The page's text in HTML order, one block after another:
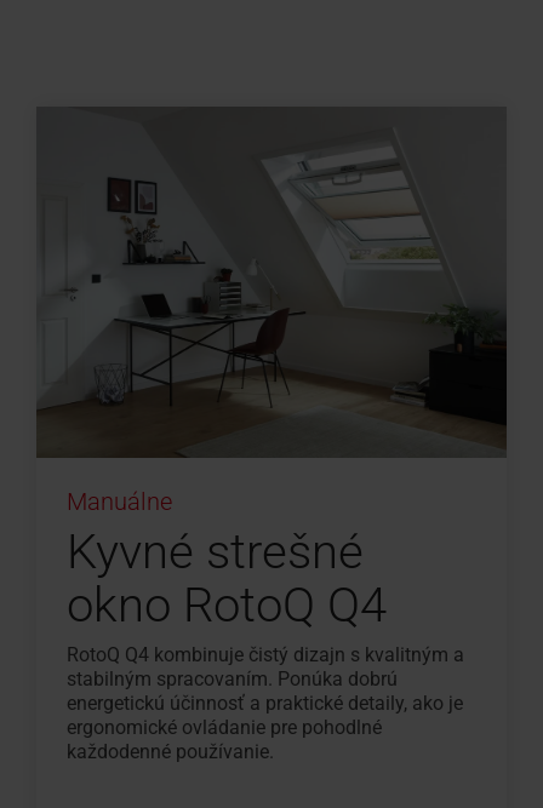
Manuálne
Kyvné strešné
okno RotoQ Q4
RotoQ Q4 kombinuje čistý dizajn s kvalitným a
stabilným spracovaním. Ponúka dobrú
energetickú účinnosť a praktické detaily, ako je
ergonomické ovládanie pre pohodlné
každodenné používanie.